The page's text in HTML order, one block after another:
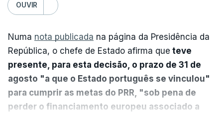
OUVIR
Numa nota publicada na página da Presidência da
República, o chefe de Estado afirma que teve
presente, para esta decisão, o prazo de 31 de
agosto "a que o Estado português se vinculou"
para cumprir as metas do PRR, "sob pena de
perder o financiamento europeu associado a